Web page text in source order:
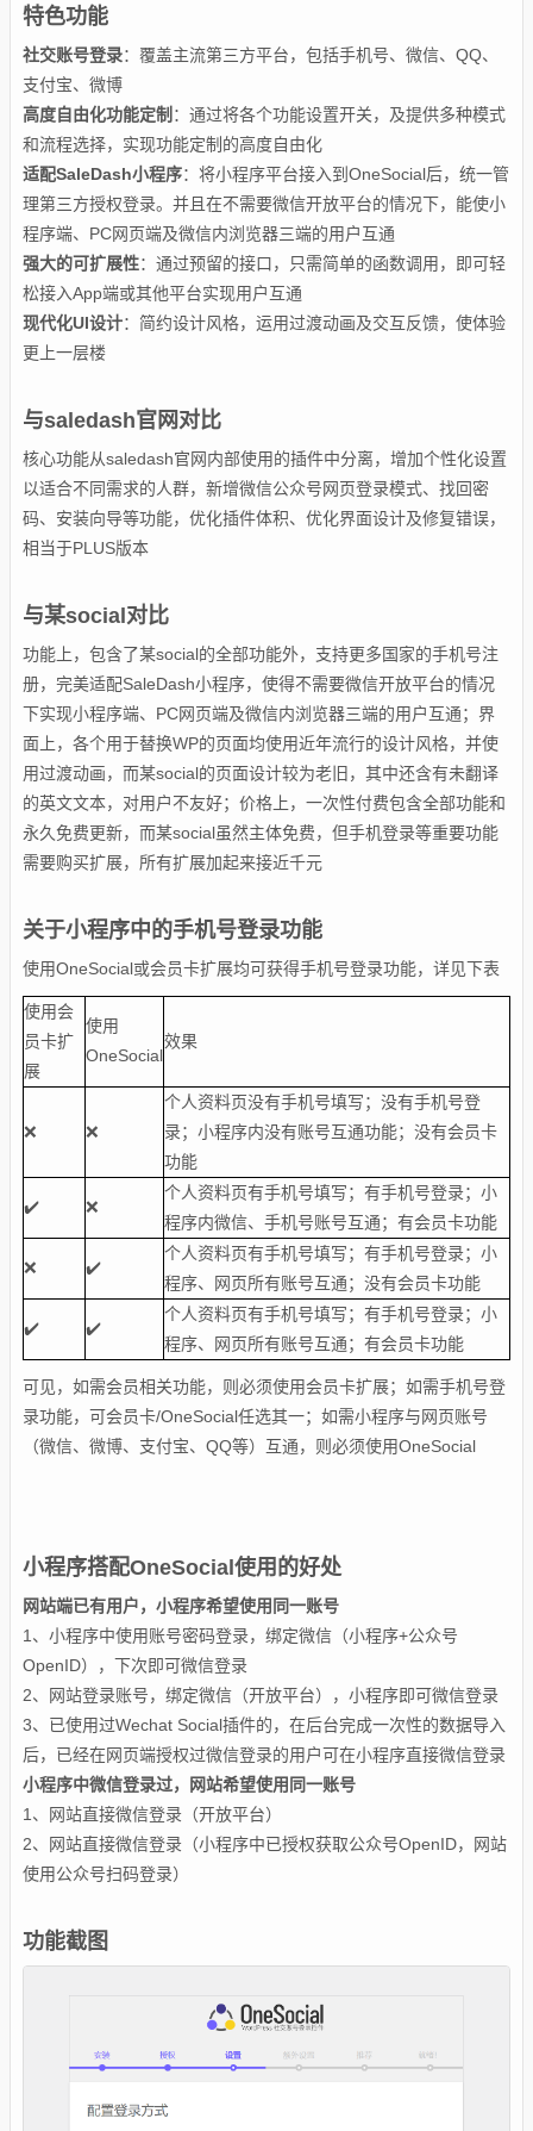
特色功能
社交账号登录：覆盖主流第三方平台，包括手机号、微信、QQ、
支付宝、微博
高度自由化功能定制 ：通过将各个功能设置开关，及提供多种模式
和流程选择，实现功能定制的高度自由化
适配SaleDash小程序：将小程序平台接入到OneSocial后，统一管
理第三方授权登录。并且在不需要微信开放平台的情况下，能使小
程序端、PC网页端及微信内浏览器三端的用户互通
强大的可扩展性：通过预留的接口，只需简单的函数调用，即可轻
松接入App端或其他平台实现用户互通
现代化UI设计：简约设计风格，运用过渡动画及交互反馈，使体验
更上一层楼
与saledash官网对比
核心功能从saledash官网内部使用的插件中分离，增加个性化设置
以适合不同需求的人群，新增微信公众号网页登录模式、找回密
码、安装向导等功能，优化插件体积、优化界面设计及修复错误，
相当于PLUS版本
与某social对比
功能上，包含了某social的全部功能外，支持更多国家的手机号注
册，完美适配SaleDash小程序，使得不需要微信开放平台的情况
下实现小程序端、PC网页端及微信内浏览器三端的用户互通；界
面上，各个用于替换WP的页面均使用近年流行的设计风格，并使
用过渡动画，而某social的页面设计较为老旧，其中还含有未翻译
的英文文本，对用户不友好；价格上，一次性付费包含全部功能和
永久免费更新，而某social虽然主体免费，但手机登录等重要功能
需要购买扩展，所有扩展加起来接近千元
关于小程序中的手机号登录功能
使用OneSocial或会员卡扩展均可获得手机号登录功能，详见下表
使用会
员卡扩
展
使用
OneSocial
效果
❌ ❌
个人资料页没有手机号填写；没有手机号登
录；小程序内没有账号互通功能；没有会员卡
功能
✔️ ❌
个人资料页有手机号填写；有手机号登录；小
程序内微信、手机号账号互通； 有会员卡功能
❌ ✔️
个人资料页有手机号填写；有手机号登录；小
程序、网页所有账号互通； 没有会员卡功能
✔️ ✔️
个人资料页有手机号填写；有手机号登录；小
程序、网页所有账号互通；有会员卡功能
可见，如需会员相关功能，则必须使用会员卡扩展；如需手机号登
录功能，可会员卡/OneSocial任选其一；如需小程序与网页账号
（微信、微博、支付宝、QQ等）互通，则必须使用OneSocial
小程序搭配OneSocial使用的好处
网站端已有用户，小程序希望使用同一账号
1、小程序中使用账号密码登录，绑定微信（小程序+公众号
OpenID），下次即可微信登录
2、网站登录账号，绑定微信（开放平台），小程序即可微信登录
3、已使用过Wechat Social插件的，在后台完成一次性的数据导入
后，已经在网页端授权过微信登录的用户可在小程序直接微信登录
小程序中微信登录过，网站希望使用同一账号
1、网站直接微信登录（开放平台）
2、网站直接微信登录（小程序中已授权获取公众号OpenID，网站
使用公众号扫码登录）
功能截图